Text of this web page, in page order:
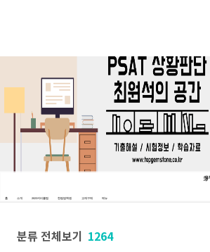
홈 소개 2023커리큘럼 한림법학원 교재구매 메뉴
분류 전체보기 1264